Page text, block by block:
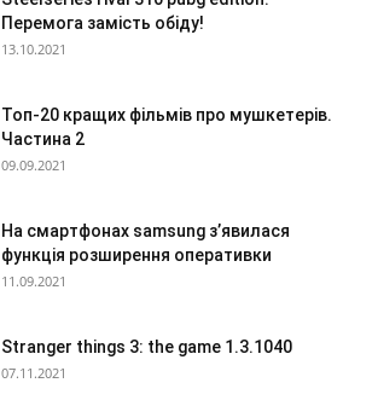
Перемога замість обіду!
13.10.2021
Топ-20 кращих фільмів про мушкетерів.
Частина 2
09.09.2021
На смартфонах samsung з’явилася
функція розширення оперативки
11.09.2021
Stranger things 3: the game 1.3.1040
07.11.2021